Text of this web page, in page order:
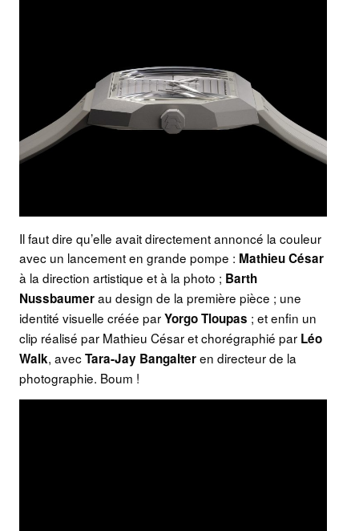
Il faut dire qu’elle avait directement annoncé la couleur
avec un lancement en grande pompe : Mathieu César
à la direction artistique et à la photo ; Barth
Nussbaumerau design de la première pièce ; une
identité visuelle créée parYorgo Tloupas ; et enfin un
clip réalisé par Mathieu César et chorégraphié par Léo
Walk, avecTara-Jay Bangalteren directeur de la
photographie. Boum !